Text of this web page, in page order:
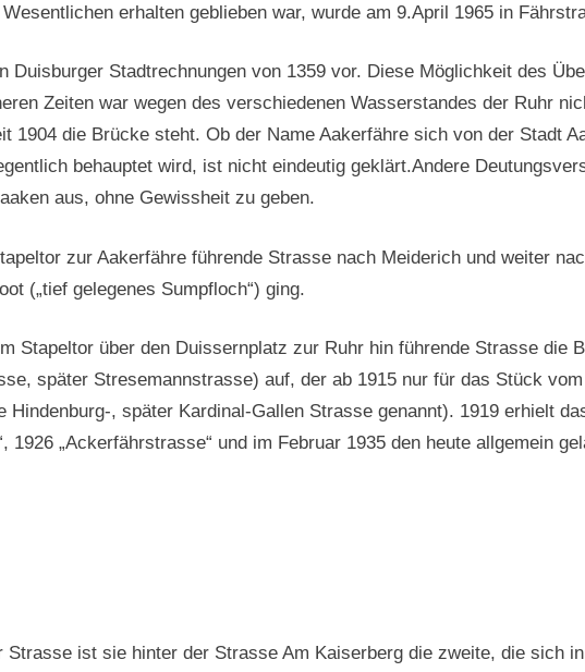
erhalten geblieben war, wurde am 9.April 1965 in
Duisburger Stadtrechnungen von 1359 vor. Diese Möglichkeit des
Zeiten war wegen des verschiedenen Wasserstandes der Ruhr
1904 die Brücke steht. Ob der Name Aakerfähre sich von der Stadt
behauptet wird, ist nicht eindeutig geklärt.Andere
aus, ohne Gewissheit zu geben.
zur Aakerfähre führende Strasse nach Meiderich und weiter
(„tief gelegenes Sumpfloch“) ging.
Stapeltor über den Duissernplatz zur Ruhr hin führende Strasse die
später Stresemannstrasse) auf, der ab 1915 nur für das Stück
Hindenburg-, später Kardinal-Gallen Strasse genannt). 1919 erhielt
1926 „Ackerfährstrasse“ und im Februar 1935 den heute allgemein
ist sie hinter der Strasse Am Kaiserberg die zweite, die sich